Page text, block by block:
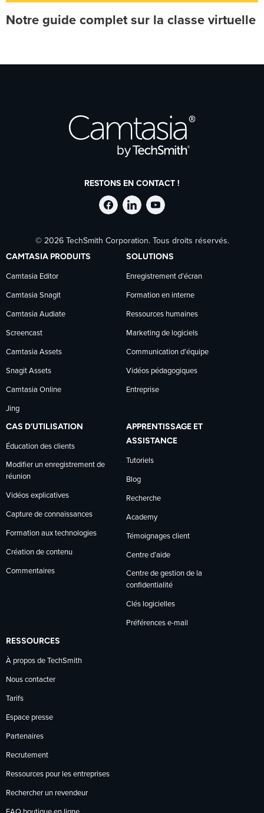
Notre guide complet sur la classe virtuelle
RESTONS EN CONTACT !
Suivre
TechSmith
sur
Facebook
Suivre
TechSmith
sur
LinkedIn
Suivre
TechSmith
sur
YouTube
© 2026 TechSmith Corporation. Tous droits réservés.
CAMTASIA PRODUITS
Camtasia Editor
Camtasia Snagit
Camtasia Audiate
Screencast
Camtasia Assets
Snagit Assets
Camtasia Online
Jing
SOLUTIONS
Enregistrement d’écran
Formation en interne
Ressources humaines
Marketing de logiciels
Communication d’équipe
Vidéos pédagogiques
Entreprise
CAS D’UTILISATION
Éducation des clients
Modifier un enregistrement de
réunion
Vidéos explicatives
Capture de connaissances
Formation aux technologies
Création de contenu
Commentaires
APPRENTISSAGE ET
ASSISTANCE
Tutoriels
Blog
Recherche
Academy
Témoignages client
Centre d’aide
Centre de gestion de la
confidentialité
Clés logicielles
Préférences e-mail
RESSOURCES
À propos de TechSmith
Nous contacter
Tarifs
Espace presse
Partenaires
Recrutement
Ressources pour les entreprises
Rechercher un revendeur